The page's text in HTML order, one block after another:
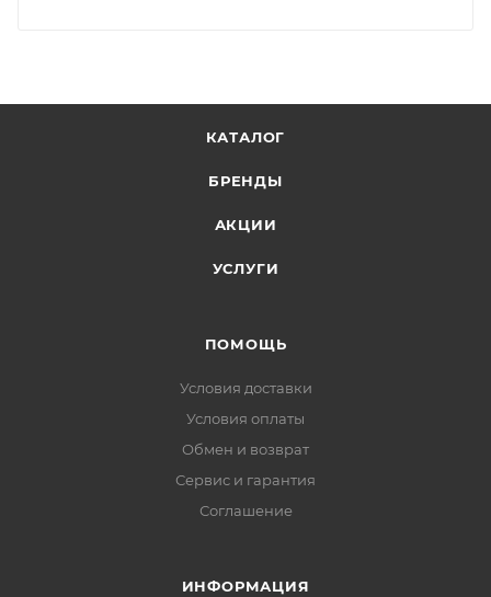
КАТАЛОГ
БРЕНДЫ
АКЦИИ
УСЛУГИ
ПОМОЩЬ
Условия доставки
Условия оплаты
Обмен и возврат
Сервис и гарантия
Соглашение
ИНФОРМАЦИЯ